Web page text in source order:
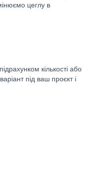
цеглу в
кількості або
під ваш проєкт і